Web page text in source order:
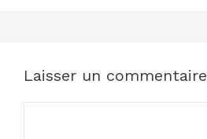
Laisser un commentaire